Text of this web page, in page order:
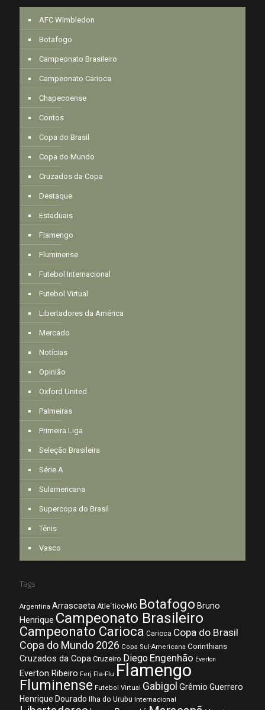
AFC Wimbledon
Botafogo
Campeonato Brasileiro
Campeonato Carioca
Chapecoense
Contos
Copa do Brasil
Copa do Mundo
Cruzados da Copa
Destaque
Estaduais
Flamengo
Fluminense
Futebol Internacional
Futebol Virtual
Libertadores da América
Mercado
Notícias
Opinião
Oxford United
Palmeiras
Primeira Liga
Seleção Brasileira
Série A
Sulamericana
Supercopa do Brasil
Tênis
Vasco
Tags
Argentina Arrascaeta Atle´tico-MG Botafogo Bruno
Henrique Campeonato Brasileiro
Campeonato Carioca Carioca Copa do Brasil
Copa do Mundo 2026 Copa Sul-Americana Corinthians
Cruzados da Copa Cruzeiro Diego Engenhão Everton
Everton Ribeiro Ferj Fla-Flu Flamengo
Fluminense Futebol Virtual Gabigol Grêmio Guerrero
Henrique Dourado Ilha do Urubu Internacional